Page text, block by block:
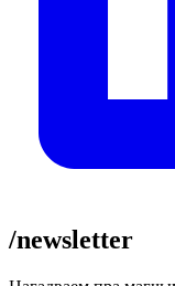
/newsletter